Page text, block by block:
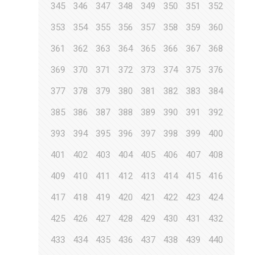
345
346 347 348 349 350 351
352
353
354 355 356 357 358 359
360
361
362 363 364 365 366 367
368
369
370 371 372 373 374 375
376
377
378 379 380 381 382 383
384
385
386 387 388 389 390 391
392
393
394 395 396 397 398 399
400
401
402 403 404 405 406 407
408
409
410 411 412 413 414 415
416
417
418 419 420 421 422 423
424
425
426 427 428 429 430 431
432
433
434 435 436 437 438 439
440